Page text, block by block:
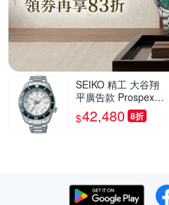
SEIKO 精工 大谷翔
平廣告款 Prospex 6
0週年紀念 三日鍊 G
MT潛水陶瓷機械錶
$42,480 8折